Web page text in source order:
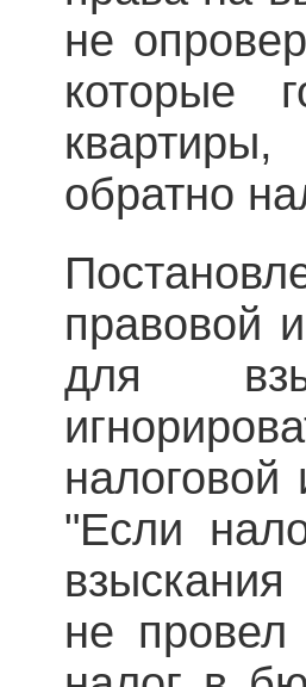
не
которые
обратно
правовой
для
налоговой
"Если
не провел